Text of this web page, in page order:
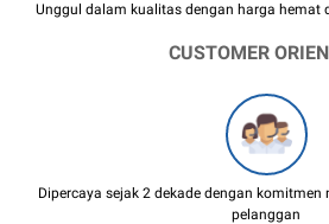
Unggul dalam kualitas dengan harga hemat
CUSTOMER
Dipercaya sejak 2 dekade dengan
pelanggan